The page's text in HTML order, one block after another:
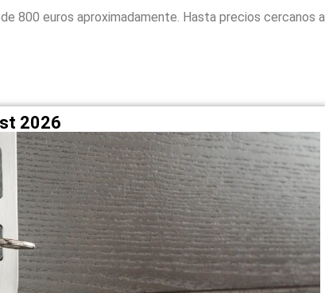
800 euros aproximadamente. Hasta precios cercanos a
2026